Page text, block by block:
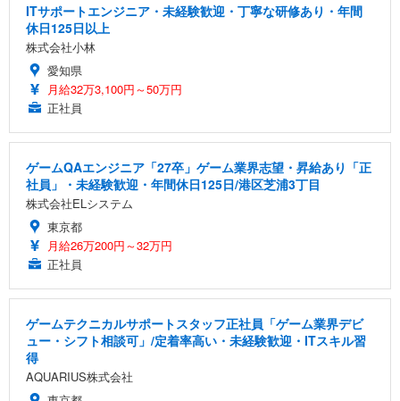
ITサポートエンジニア・未経験歓迎・丁寧な研修あり・年間
休日125日以上
株式会社小林
愛知県
月給32万3,100円～50万円
正社員
ゲームQAエンジニア「27卒」ゲーム業界志望・昇給あり「正
社員」・未経験歓迎・年間休日125日/港区芝浦3丁目
株式会社ELシステム
東京都
月給26万200円～32万円
正社員
ゲームテクニカルサポートスタッフ正社員「ゲーム業界デビ
ュー・シフト相談可」/定着率高い・未経験歓迎・ITスキル習
得
AQUARIUS株式会社